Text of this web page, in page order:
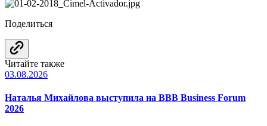
Поделиться
Читайте также
03.08.2026
Наталья Михайлова выступила на BBB Business Forum
2026